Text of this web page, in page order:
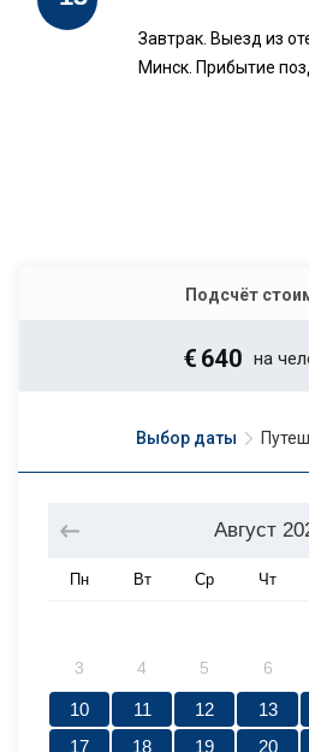
Завтрак. Выезд из
Минск. Прибытие
Подсчёт
€ 640 на
Выбор даты
Август
Пн Вт Ср Чт
3 4 5 6
10
11 12 13
17
18 19 20